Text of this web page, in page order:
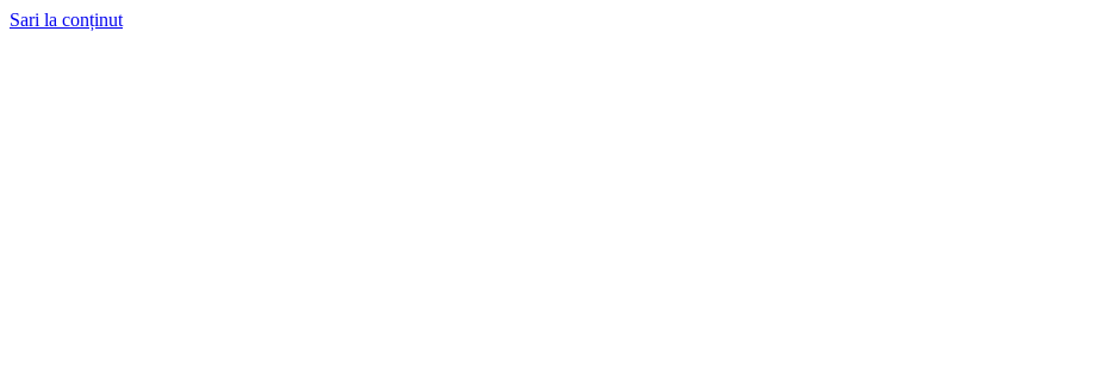
Sari la conținut